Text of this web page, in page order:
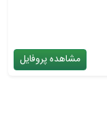
مشاهده پروفایل